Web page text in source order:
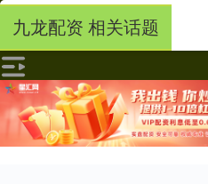
九龙配资 相关话题